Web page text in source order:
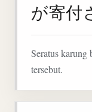
が寄付
Seratus karung
tersebut.